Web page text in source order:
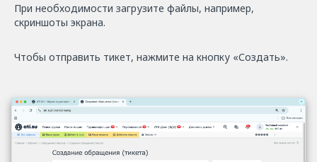
При необходимости загрузите файлы, например,
скриншоты экрана.
Чтобы отправить тикет, нажмите на кнопку «Создать».